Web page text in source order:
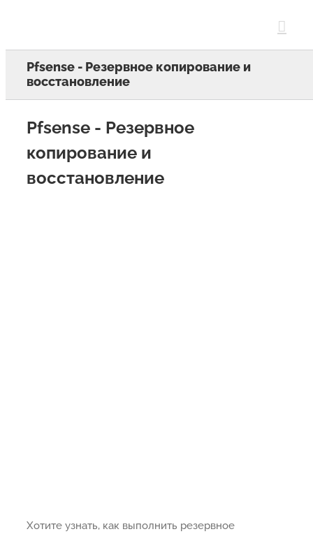
Pfsense - Резервное копирование и
восстановление
Pfsense - Резервное
копирование и
восстановление
Хотите узнать, как выполнить резервное